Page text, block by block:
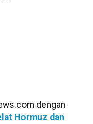
dengan
Hormuz dan